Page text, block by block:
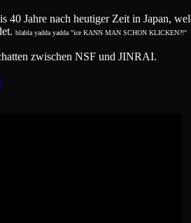
Jahre nach heutiger Zeit in Japan,
blabla yadda yadda "ice KANN MAN SCHON KLICKEN?!"
zwischen NSF und JINRAI.